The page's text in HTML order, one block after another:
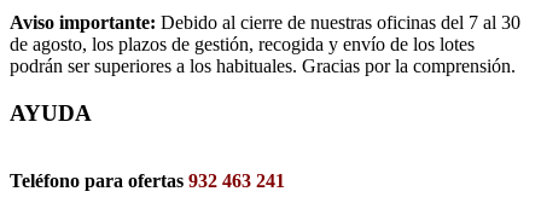
Aviso importante: Debido al cierre de nuestras oficinas del 7 al 30
de agosto, los plazos de gestión, recogida y envío de los lotes
podrán ser superiores a los habituales. Gracias por la comprensión.
AYUDA
Teléfono para ofertas 932 463 241